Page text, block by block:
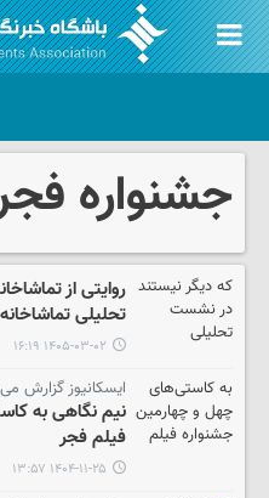
جشنواره
روایتی از
تحلیلی
۱۴۰۵-۰۳-۰۲ ۱۶:۱۹
ایسکانیوز گزارش
نیم نگاهی به
فیلم فجر
۱۴۰۴-۱۱-۲۵ ۱۳:۵۷